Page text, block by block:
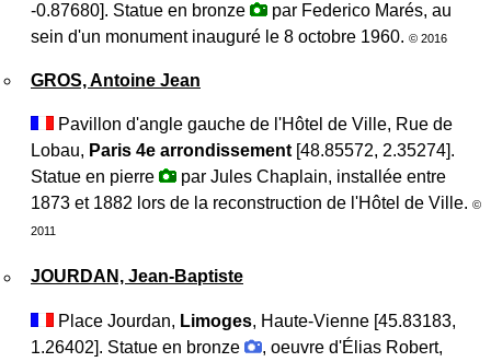
-0.87680]. Statue en bronze
par Federico Marés, au
sein d'un monument inauguré le 8 octobre 1960. © 2016
GROS, Antoine Jean
Pavillon d'angle gauche de l'Hôtel de Ville, Rue de
Lobau, Paris 4e arrondissement [48.85572, 2.35274].
Statue en pierre
par Jules Chaplain, installée entre
1873 et 1882 lors de la reconstruction de l'Hôtel de Ville. ©
2011
JOURDAN, Jean-Baptiste
Place Jourdan, Limoges, Haute-Vienne [45.83183,
1.26402]. Statue en bronze
, oeuvre d'Élias Robert,